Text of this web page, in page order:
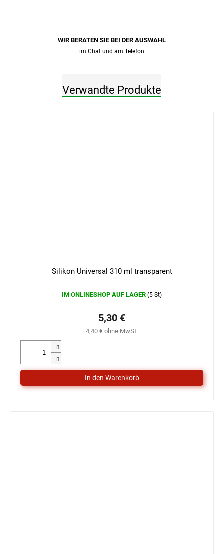
WIR BERATEN SIE BEI ​​DER AUSWAHL
im Chat und am Telefon
Verwandte Produkte
Silikon Universal 310 ml transparent
IM ONLINESHOP AUF LAGER (5 St)
4,40 € ohne MwSt.
5,30 €